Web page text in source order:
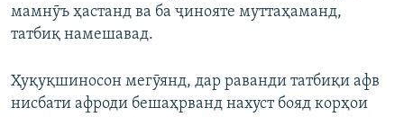
мамнӯъ ҳастанд ва ба ҷинояте муттаҳаманд,
татбиқ намешавад.
Ҳуқуқшиносон мегӯянд, дар раванди татбиқи афв
нисбати афроди бешаҳрванд нахуст бояд корҳои